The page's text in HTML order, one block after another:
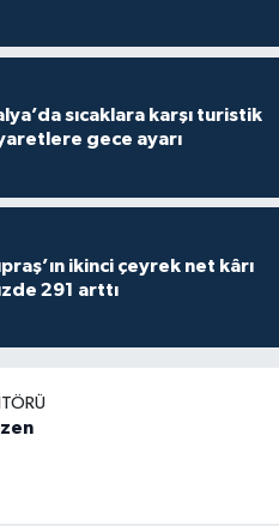
sıcaklara karşı turistik
gece ayarı
ikinci çeyrek net kârı
291 arttı